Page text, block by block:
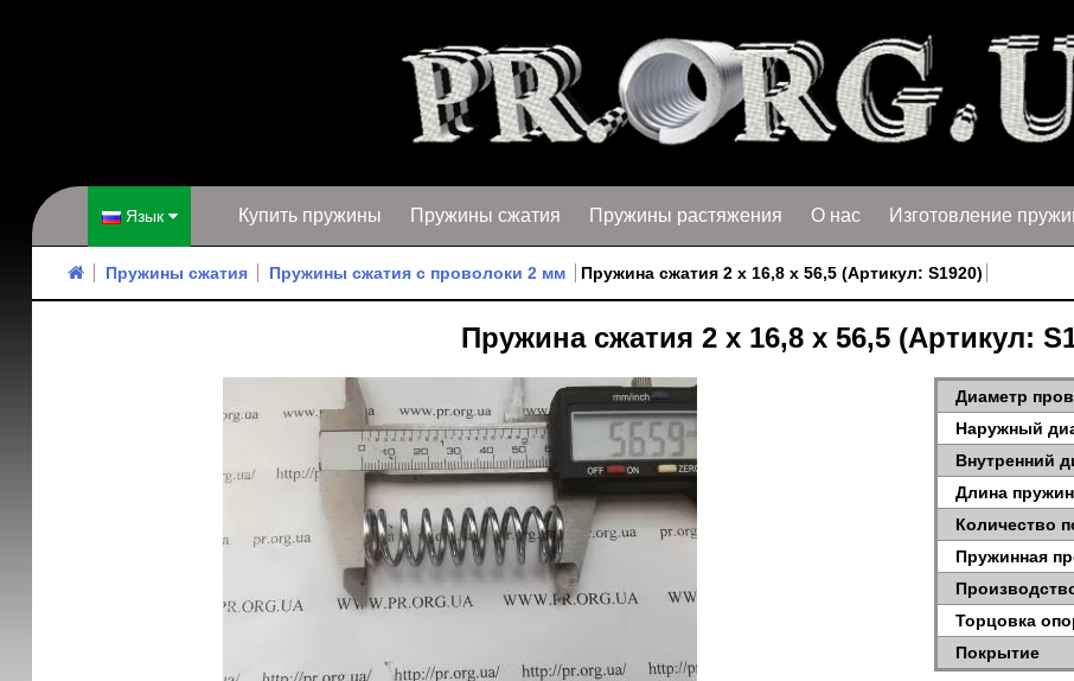
Купить пружины Пружины сжатия Пружины растяжения О нас Изготовление
Язык
Пружины сжатия Пружины сжатия с проволоки 2 мм Пружина сжатия 2 х 16,8 х 56,5 (Артикул: S1920)
Пружина сжатия 2 х 16,8 х 56,5 (Артикул:
Диаметр
Наружный
Внутренний
Длина
Количество
Пружинная
Торцовка
Покрытие